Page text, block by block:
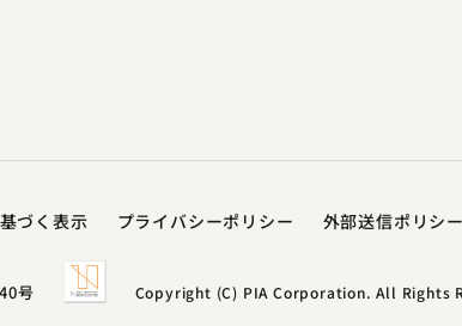
づく表示 プライバシーポリシー​ 外部送信ポリシー
号 Copyright (C) PIA Corporation. All Rights